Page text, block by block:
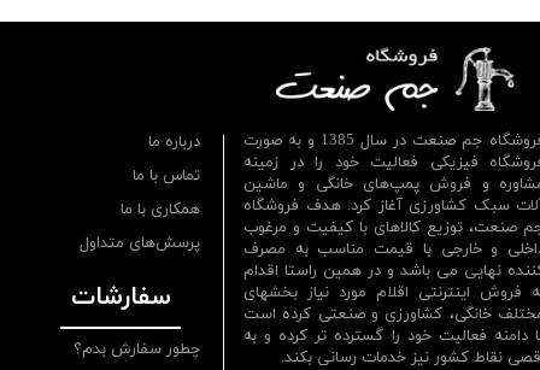
فروشگاه جم صنعت در سال 1385 و به صورت
فیزیکی فعالیت خود را در زمینه
و فروش پمپ‌های خانگی و ماشین
سبک کشاورزی آغاز کرد. هدف فروشگاه
صنعت، توزیع کالاهای با کیفیت و مرغوب
و خارجی با قیمت مناسب به مصرف
نهایی می باشد و در همین راستا اقدام
فروش اینترنتی اقلام مورد نیاز بخشهای
خانگی، کشاورزی و صنعتی کرده است
دامنه فعالیت خود را گسترده تر کرده و به
نقاط کشور نیز خدمات رسانی بکند.
سفارشات
چطور سفارش بدم؟
درباره ما
تماس با ما
همکاری با ما
پرسش‌های متداول